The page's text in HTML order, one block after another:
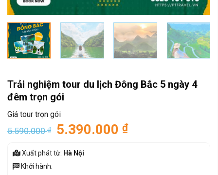
Trải nghiệm tour du lịch Đông Bắc 5 ngày 4
đêm trọn gói
Giá tour trọn gói
5.590.000₫ 5.390.000₫
Xuất phát từ: Hà Nội
Khởi hành: